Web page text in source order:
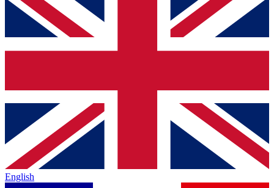
English